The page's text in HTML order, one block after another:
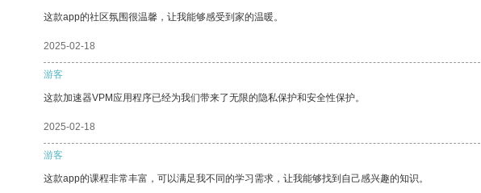
这款app的社区氛围很温馨，让我能够感受到家的温暖。
2025-02-18
游客
这款加速器VPM应用程序已经为我们带来了无限的隐私保护和安全性保护。
2025-02-18
游客
这款app的课程非常丰富，可以满足我不同的学习需求，让我能够找到自己感兴趣的知识。